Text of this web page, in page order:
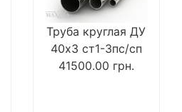
Труба круглая ДУ
40х3 ст1-3пс/сп
41500.00 грн.